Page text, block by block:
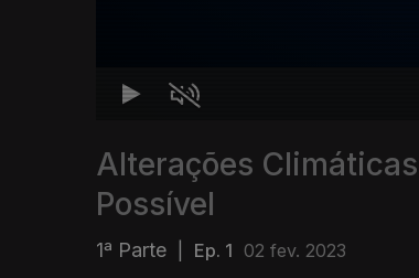
Alterações
Possível
1ª Parte Ep. 1 02 fev. 2023